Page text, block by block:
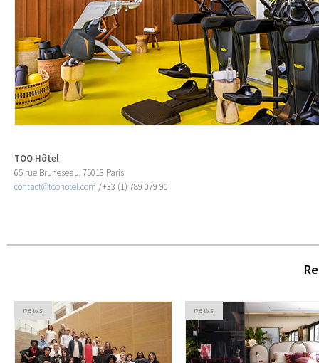
TOO Hôtel
65 rue Bruneseau, 75013 Paris
contact@toohotel.com /+33 (1) 789 079 90
news news